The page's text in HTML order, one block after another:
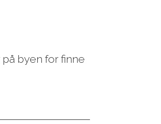
byen for finne